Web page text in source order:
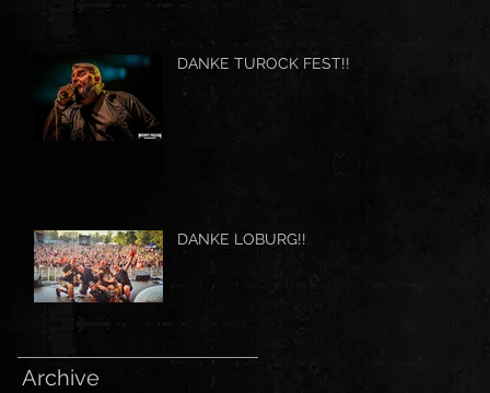
DANKE TUROCK FEST!!
DANKE LOBURG!!
Archive